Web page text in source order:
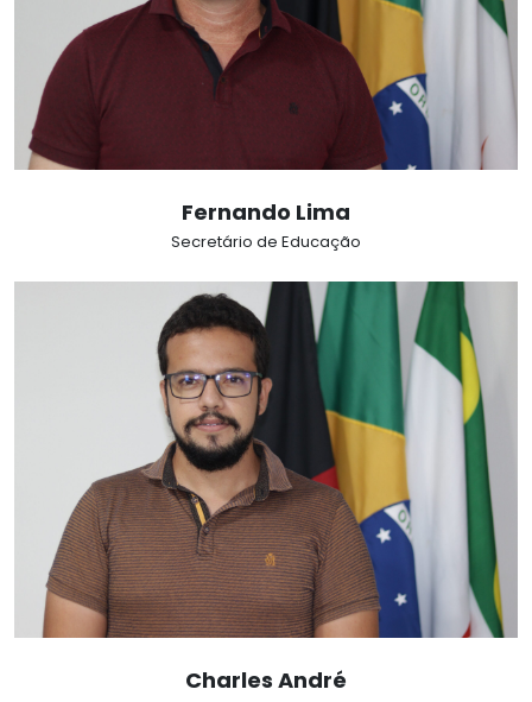
Fernando Lima
Secretário de Educação
Charles André